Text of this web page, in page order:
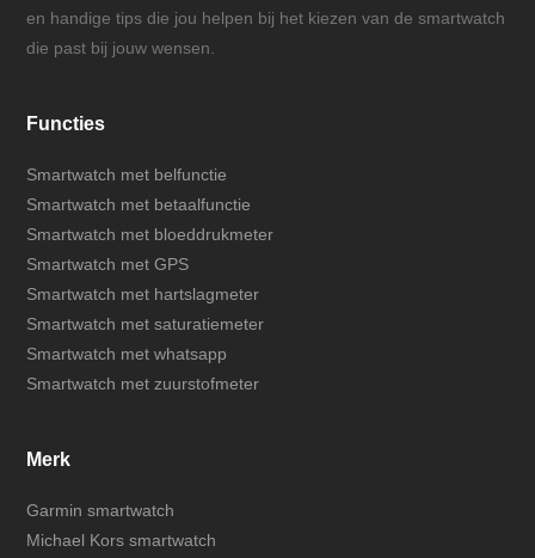
en handige tips die jou helpen bij het kiezen van de smartwatch
die past bij jouw wensen.
Functies
Smartwatch met belfunctie
Smartwatch met betaalfunctie
Smartwatch met bloeddrukmeter
Smartwatch met GPS
Smartwatch met hartslagmeter
Smartwatch met saturatiemeter
Smartwatch met whatsapp
Smartwatch met zuurstofmeter
Merk
Garmin smartwatch
Michael Kors smartwatch